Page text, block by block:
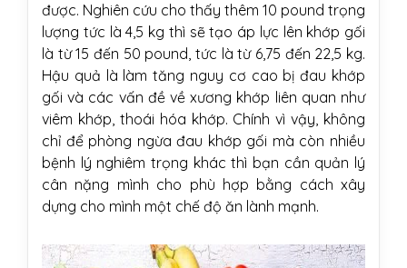
được. Nghiên cứu cho thấy thêm 10 pound trọng
lượng tức là 4,5 kg thì sẽ tạo áp lực lên khớp gối
là từ 15 đến 50 pound, tức là từ 6,75 đến 22,5 kg.
Hậu quả là làm tăng nguy cơ cao bị đau khớp
gối và các vấn đề về xương khớp liên quan như
viêm khớp, thoái hóa khớp. Chính vì vậy, không
chỉ để phòng ngừa đau khớp gối mà còn nhiều
bệnh lý nghiêm trọng khác thì bạn cần quản lý
cân nặng mình cho phù hợp bằng cách xây
dựng cho mình một chế độ ăn lành mạnh.